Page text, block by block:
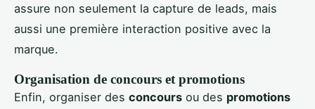
assure non seulement la capture de leads, mais
aussi une première interaction positive avec la
marque.
Organisation de concours et promotions
Enfin, organiser des concours ou des promotions